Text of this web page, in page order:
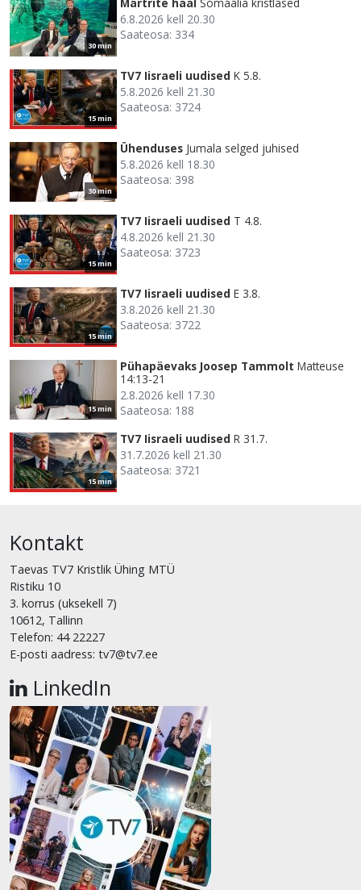
30 min
6.8.2026 kell 20.30
Saateosa: 334
15 min
TV7 Iisraeli uudised K 5.8.
5.8.2026 kell 21.30
Saateosa: 3724
30 min
Ühenduses Jumala selged juhised
5.8.2026 kell 18.30
Saateosa: 398
15 min
TV7 Iisraeli uudised T 4.8.
4.8.2026 kell 21.30
Saateosa: 3723
15 min
TV7 Iisraeli uudised E 3.8.
3.8.2026 kell 21.30
Saateosa: 3722
15 min
Pühapäevaks Joosep Tammolt Matteuse
14:13-21
2.8.2026 kell 17.30
Saateosa: 188
15 min
TV7 Iisraeli uudised R 31.7.
31.7.2026 kell 21.30
Saateosa: 3721
Kontakt
Taevas TV7 Kristlik Ühing MTÜ
Ristiku 10
3. korrus (uksekell 7)
10612, Tallinn
Telefon: 44 22227
E-posti aadress: tv7@tv7.ee
LinkedIn